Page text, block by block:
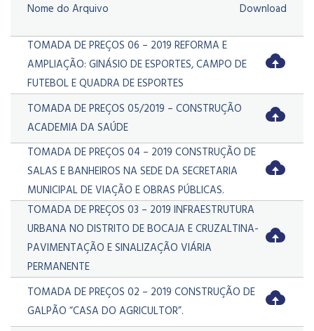
Nome do Arquivo Download
TOMADA DE PREÇOS 06 – 2019 REFORMA E
AMPLIAÇÃO: GINÁSIO DE ESPORTES, CAMPO DE
FUTEBOL E QUADRA DE ESPORTES
TOMADA DE PREÇOS 05/2019 – CONSTRUÇÃO
ACADEMIA DA SAÚDE
TOMADA DE PREÇOS 04 – 2019 CONSTRUÇÃO DE
SALAS E BANHEIROS NA SEDE DA SECRETARIA
MUNICIPAL DE VIAÇÃO E OBRAS PÚBLICAS.
TOMADA DE PREÇOS 03 – 2019 INFRAESTRUTURA
URBANA NO DISTRITO DE BOCAJA E CRUZALTINA-
PAVIMENTAÇÃO E SINALIZAÇÃO VIÁRIA
PERMANENTE
TOMADA DE PREÇOS 02 – 2019 CONSTRUÇÃO DE
GALPÃO “CASA DO AGRICULTOR”.